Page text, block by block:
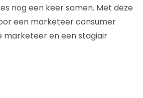
nog een keer samen. Met deze
een marketeer consumer
marketeer en een stagiair